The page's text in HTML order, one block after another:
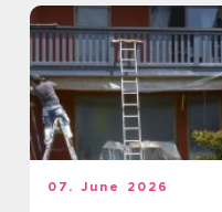
07. June 2026